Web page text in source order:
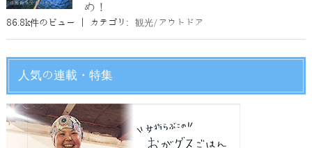
め！
86.8k件のビュー カテゴリ: 観光/アウトドア
人気の連載・特集